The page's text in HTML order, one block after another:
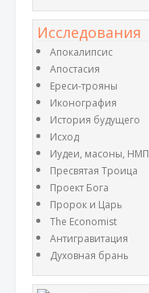
Исследования
Апокалипсис
Апостасия
Ереси-трояны
Иконография
История будущего
Исход
Иудеи, масоны, НМП
Пресвятая Троица
Проект Бога
Пророк и Царь
The Economist
Антигравитация
Духовная брань